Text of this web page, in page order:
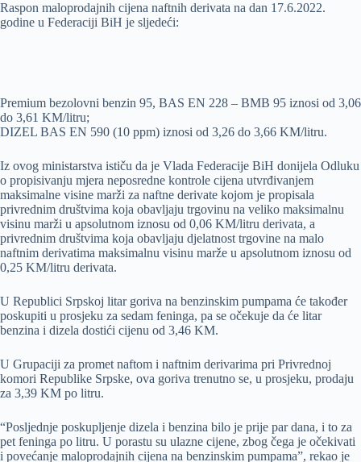
Raspon maloprodajnih cijena naftnih derivata na dan 17.6.2022.
godine u Federaciji BiH je sljedeći:
Premium bezolovni benzin 95, BAS EN 228 – BMB 95 iznosi od 3,06
do 3,61 KM/litru;
DIZEL BAS EN 590 (10 ppm) iznosi od 3,26 do 3,66 KM/litru.
Iz ovog ministarstva ističu da je Vlada Federacije BiH donijela Odluku
o propisivanju mjera neposredne kontrole cijena utvrđivanjem
maksimalne visine marži za naftne derivate kojom je propisala
privrednim društvima koja obavljaju trgovinu na veliko maksimalnu
visinu marži u apsolutnom iznosu od 0,06 KM/litru derivata, a
privrednim društvima koja obavljaju djelatnost trgovine na malo
naftnim derivatima maksimalnu visinu marže u apsolutnom iznosu od
0,25 KM/litru derivata.
U Republici Srpskoj litar goriva na benzinskim pumpama će također
poskupiti u prosjeku za sedam feninga, pa se očekuje da će litar
benzina i dizela dostići cijenu od 3,46 KM.
U Grupaciji za promet naftom i naftnim derivarima pri Privrednoj
komori Republike Srpske, ova goriva trenutno se, u prosjeku, prodaju
za 3,39 KM po litru.
“Posljednje poskupljenje dizela i benzina bilo je prije par dana, i to za
pet feninga po litru. U porastu su ulazne cijene, zbog čega je očekivati
i povećanje maloprodajnih cijena na benzinskim pumpama”, rekao je